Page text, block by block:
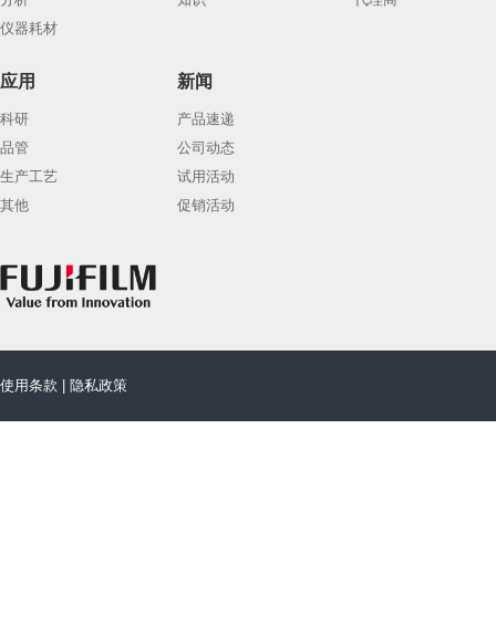
仪器耗材
应用
科研
品管
生产工艺
其他
新闻
产品速递
公司动态
试用活动
促销活动
使用条款 隐私政策